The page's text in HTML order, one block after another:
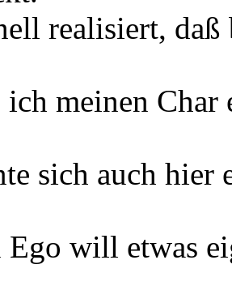
realisiert,
ich meinen
sich auch hier
Ego will etwas